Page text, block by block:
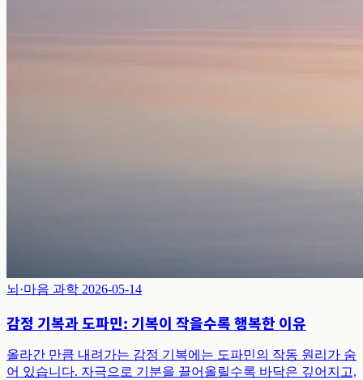
뇌·마음 과학 2026-05-14
감정 기복과 도파민: 기복이 작을수록 행복한 이유
올라간 만큼 내려가는 감정 기복에는 도파민의 작동 원리가 숨
어 있습니다. 자극으로 기분을 끌어올릴수록 바닥은 깊어지고,